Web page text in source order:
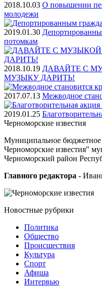
2018.10.03 О повышении
молодежи
2019.01.30
потомкам
2018.10.19 ДАВАЙТЕ С
МУЗЫКУ ДАРИТЬ!
2017.07.13 Межводное
2019.01.25
Черноморские известия
Муниципальное бюджетное
Черноморские известия"
Черноморский район
Главного редактора -
Новостные рубрики
Политика
Общество
Проиcшествия
Культура
Спорт
Афиша
Интервью